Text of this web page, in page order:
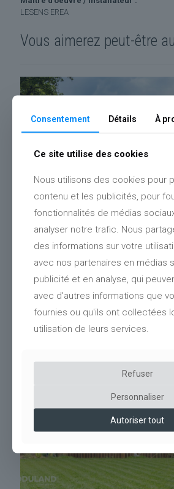
LESENS EREA
Vous aimerez peut-être
Pergola bois végétalisée
Consentement Détails À
Ce site utilise des cookies
Nous utilisons des cookies pour
contenu et les publicités, pour
fonctionnalités de médias
analyser notre trafic. Nous
des informations sur votre
avec nos partenaires en médias
publicité et en analyse, qui
avec d'autres informations que
fournies ou qu'ils ont collectées
utilisation de leurs services.
Refuser
Personnaliser
Autoriser tout